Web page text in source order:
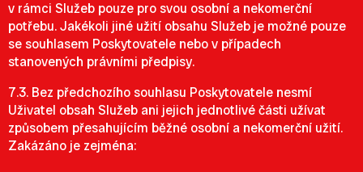
v rámci Služeb pouze pro svou osobní a nekomerční
potřebu. Jakékoli jiné užití obsahu Služeb je možné pouze
se souhlasem Poskytovatele nebo v případech
stanovených právními předpisy.
7.3. Bez předchozího souhlasu Poskytovatele nesmí
Uživatel obsah Služeb ani jejich jednotlivé části užívat
způsobem přesahujícím běžné osobní a nekomerční užití.
Zakázáno je zejména: